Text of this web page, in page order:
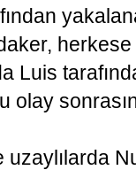
Luis
olay